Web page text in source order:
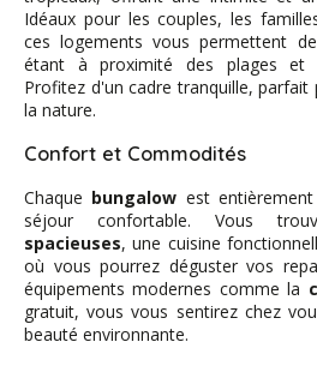
Idéaux pour les couples, les
ces logements vous permettent
étant à proximité des plages et
Profitez d'un cadre tranquille,
la nature.
Confort et Commodités
Chaque bungalow est
séjour confortable. Vous
spacieuses, une cuisine
où vous pourrez déguster vos
équipements modernes comme la
gratuit, vous vous sentirez chez
beauté environnante.